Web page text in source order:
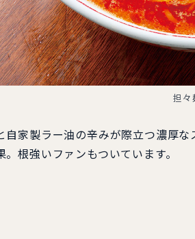
担
自家製ラー油の辛みが際立つ濃厚
根強いファンもついています。